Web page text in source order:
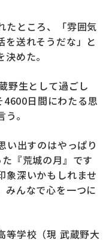
たところ、「雰囲気
を送れそうだな」と
めた。
野生として過ごし
日間にわたる思
。
い出すのはやっぱり
『荒城の月』です
象深いかもしれませ
みんなで心を一つに
等学校（現 武蔵野大